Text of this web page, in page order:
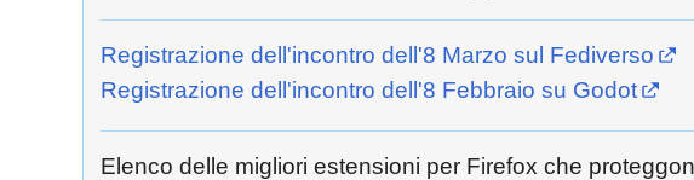
Registrazione dell'incontro dell'8 Marzo sul Fediverso
Registrazione dell'incontro dell'8 Febbraio su Godot
Elenco delle migliori estensioni per Firefox che